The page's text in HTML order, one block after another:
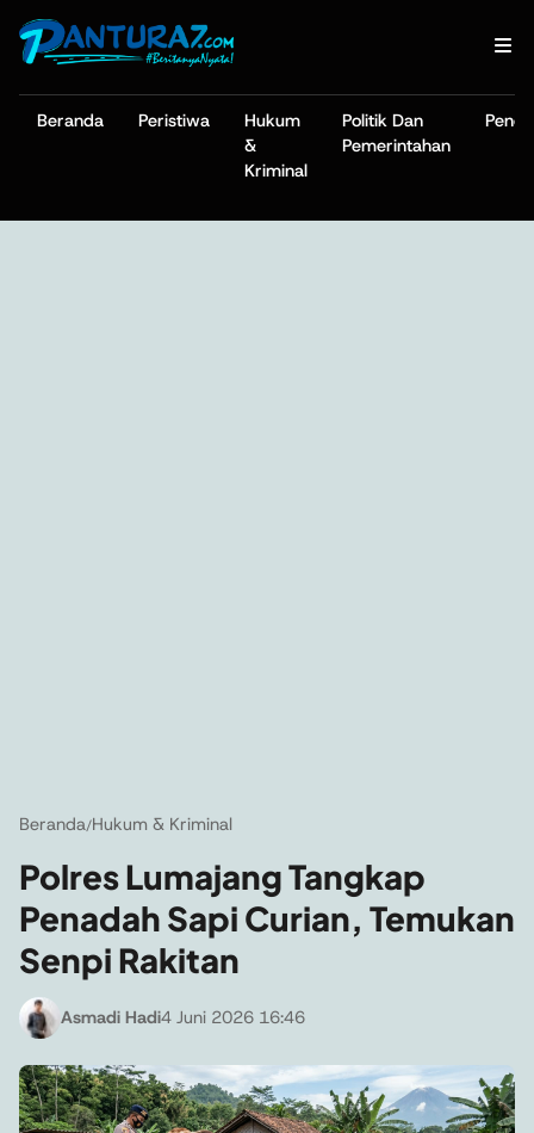
Beranda Peristiwa
Hukum
&
Kriminal
Politik Dan
Pemerintahan
Beranda/Hukum & Kriminal
Polres Lumajang Tangkap
Penadah Sapi Curian, Temukan
Senpi Rakitan
Asmadi Hadi4 Juni 2026 16:46